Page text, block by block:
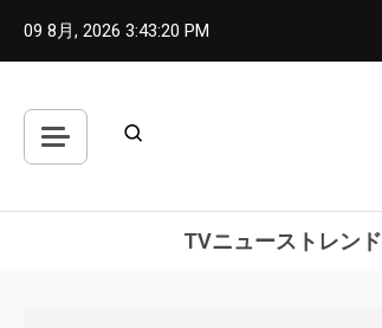
09 8月, 2026 3:43:21 PM
TVニューストレンド